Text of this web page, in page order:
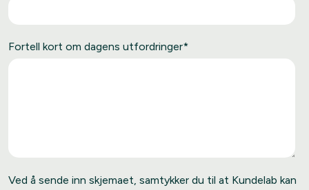
Fortell kort om dagens utfordringer*
Ved å sende inn skjemaet, samtykker du til at Kundelab kan